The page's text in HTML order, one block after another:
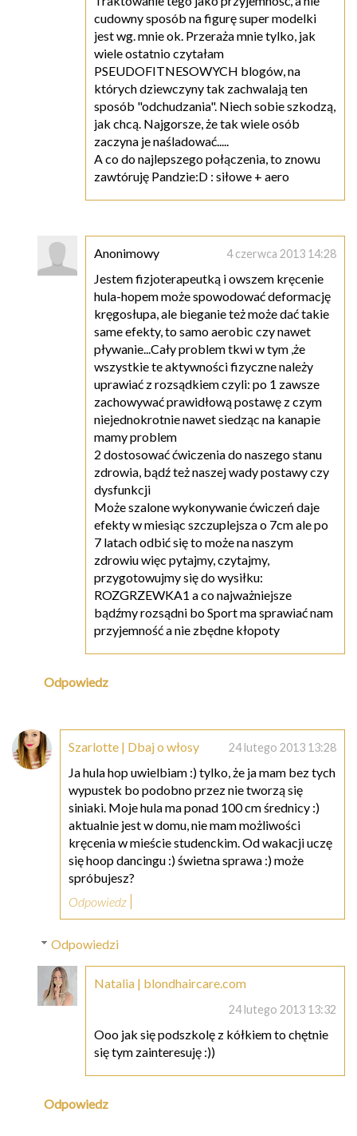
cudowny sposób na figurę super modelki
jest wg. mnie ok. Przeraża mnie tylko, jak
wiele ostatnio czytałam
PSEUDOFITNESOWYCH blogów, na
których dziewczyny tak zachwalają ten
sposób "odchudzania". Niech sobie szkodzą,
jak chcą. Najgorsze, że tak wiele osób
zaczyna je naśladować.....
A co do najlepszego połączenia, to znowu
zawtóruję Pandzie:D : siłowe + aero
Anonimowy 4 czerwca 2013 14:28
Jestem fizjoterapeutką i owszem kręcenie
hula-hopem może spowodować deformację
kręgosłupa, ale bieganie też może dać takie
same efekty, to samo aerobic czy nawet
pływanie...Cały problem tkwi w tym ,że
wszystkie te aktywności fizyczne należy
uprawiać z rozsądkiem czyli: po 1 zawsze
zachowywać prawidłową postawę z czym
niejednokrotnie nawet siedząc na kanapie
mamy problem
2 dostosować ćwiczenia do naszego stanu
zdrowia, bądź też naszej wady postawy czy
dysfunkcji
Może szalone wykonywanie ćwiczeń daje
efekty w miesiąc szczuplejsza o 7cm ale po
7 latach odbić się to może na naszym
zdrowiu więc pytajmy, czytajmy,
przygotowujmy się do wysiłku:
ROZGRZEWKA1 a co najważniejsze
bądźmy rozsądni bo Sport ma sprawiać nam
przyjemność a nie zbędne kłopoty
Odpowiedz
Szarlotte | Dbaj o włosy 24 lutego 2013 13:28
Ja hula hop uwielbiam :) tylko, że ja mam bez tych
wypustek bo podobno przez nie tworzą się
siniaki. Moje hula ma ponad 100 cm średnicy :)
aktualnie jest w domu, nie mam możliwości
kręcenia w mieście studenckim. Od wakacji uczę
się hoop dancingu :) świetna sprawa :) może
spróbujesz?
Odpowiedz
Odpowiedzi
Natalia | blondhaircare.com
24 lutego 2013 13:32
Ooo jak się podszkolę z kółkiem to chętnie
się tym zainteresuję :))
Odpowiedz